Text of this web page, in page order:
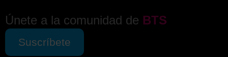
Únete a la comunidad de BTS
Suscríbete